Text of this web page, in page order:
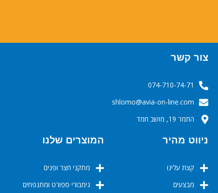
צור קשר
074-710-74-71
‬‬‬shlomo@avia-on-line.com‬
התמר 19, מושב חמד
ניווט מהיר
קצת עלינו
מבצעים
המוצרים שלנו
מתקני חצר ופנים
גימבורי ספורט ומתנפחים